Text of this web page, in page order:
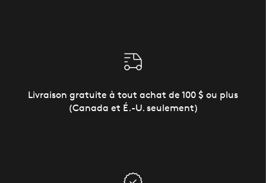
Livraison gratuite à tout achat de 100 $ ou plus
(Canada et É.-U. seulement)